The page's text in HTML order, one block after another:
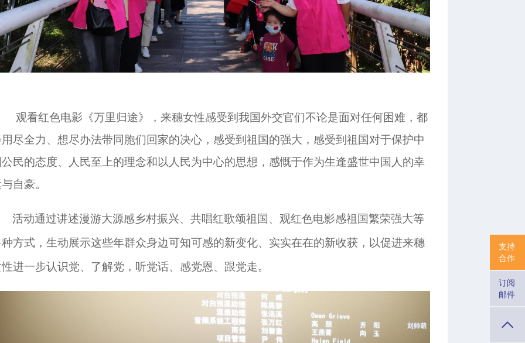
观看红色电影《万里归途》 ， 来穗女性感受到我国外交官们不论是面对任何困难，都
尽全力、想尽办法带同胞们回家的决心，感受到祖国的强大，感受到祖国对于保护中
民的态度、人民至上的理念和以人民为中心的思想，感慨于作为生逢盛世中国人的幸
自豪。
活动通过讲述漫游大源感乡村振兴、共唱红歌颂祖国、观红色电影感祖国繁荣强大等
方式，生动展示这些年群众身边可知可感的新变化、实实在在的新收获，以促进来穗
进一步认识党、了解党，听党话、感党恩、跟党走。
支持
合作
订阅
邮件